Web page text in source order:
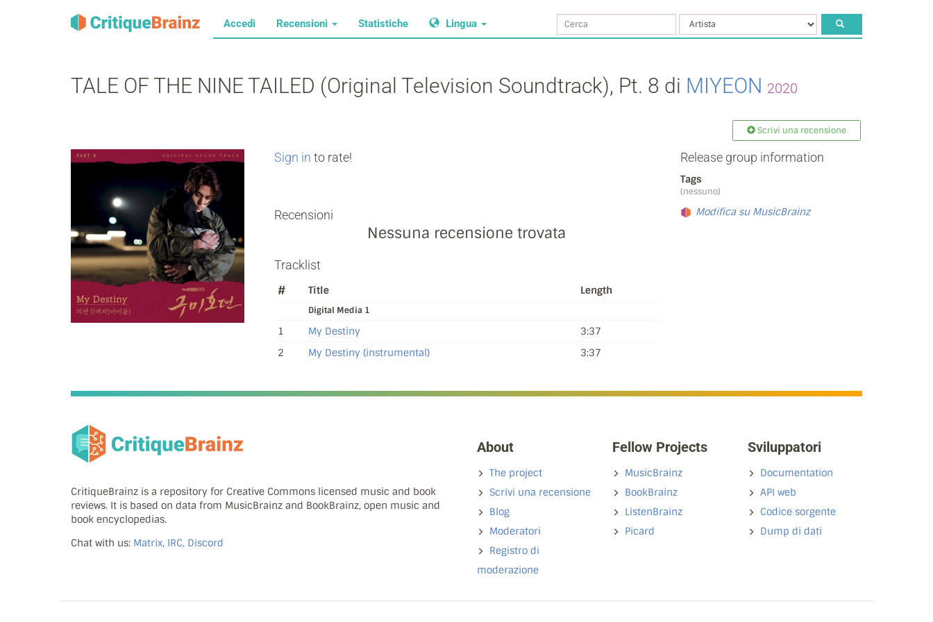
Accedi Recensioni Statistiche Lingua
TALE OF THE NINE TAILED (Original Television Soundtrack), Pt. 8 di MIYEON 2020
Scrivi una recensione
Sign in to rate!
Recensioni
Nessuna recensione trovata
Tracklist
# Title Length
Digital Media 1
1 My Destiny
3:37
2
My Destiny (instrumental) 3:37
Release group information
Tags
(nessuno)
Modifica su MusicBrainz
CritiqueBrainz is a repository for Creative Commons licensed music and book
reviews. It is based on data from MusicBrainz and BookBrainz, open music and
book encyclopedias.
Chat with us: Matrix, IRC, Discord
About
The project
Scrivi una recensione
Blog
Moderatori
Registro di
moderazione
Fellow Projects
MusicBrainz
BookBrainz
ListenBrainz
Picard
Sviluppatori
Documentation
API web
Codice sorgente
Dump di dati